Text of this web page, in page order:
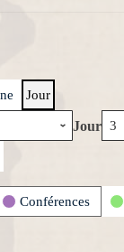
Jour
Jour
Conférences